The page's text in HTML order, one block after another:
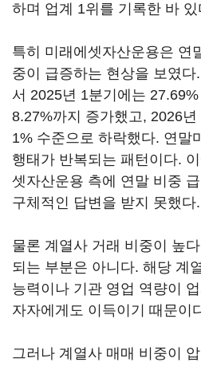
하며 업계 1위를 기록한 바 있
특히 미래에셋자산운용은 연
중이 급증하는 현상을 보였다
서 2025년 1분기에는
8.27%까지 증가했고, 2026
1% 수준으로 하락했다. 연말
행태가 반복되는 패턴이다.
셋자산운용 측에 연말 비중
구체적인 답변을 받지 못했다.
물론 계열사 거래 비중이 높
되는 부분은 아니다. 해당 계
능력이나 기관 영업 역량이
자자에게도 이득이기 때문이
그러나 계열사 매매 비중이